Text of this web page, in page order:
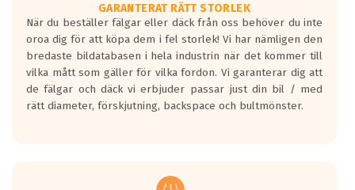
rullmotståndets ljud överträffa
motorljudet.
På däckmärkningen kommer det finnas
en symbol av ett däck med vågar. Hög
bullernivå markeras med svarta vågor
medans de vita vågorna påvisar om det är
ett tyst däck.
regelverket som introduceras år 2016.
GARANTERAT RÄTT STORLEK
När du beställer fälgar eller däck från oss behöver du inte
oroa dig för att köpa dem i fel storlek! Vi har nämligen den
bredaste bildatabasen i hela industrin när det kommer till
vilka mått som gäller för vilka fordon. Vi garanterar dig att
de fälgar och däck vi erbjuder passar just din bil / med
rätt diameter, förskjutning, backspace och bultmönster.